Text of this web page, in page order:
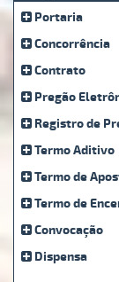
Portaria
Concorrência
Contrato
Pregão
Registro de
Termo Aditivo
Termo de
Termo de
Convocação
Dispensa